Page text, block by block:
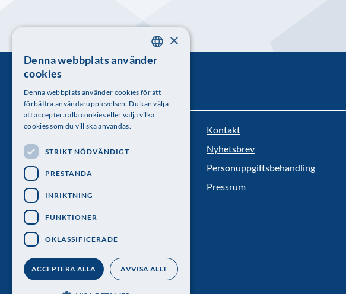
Kungl. Vetenskapsakademien
Besöksadress: Lilla Frescativägen 4A
Telefon: 08-673 95 00
Kontakt
Nyhetsbrev
Personuppgiftsbehandling
Pressrum
SWEDISH
×
Denna webbplats använder
cookies
Denna webbplats använder cookies för att
förbättra användarupplevelsen. Du kan välja
att acceptera alla cookies eller välja vilka
cookies som du vill ska användas.
STRIKT NÖDVÄNDIGT
PRESTANDA
INRIKTNING
FUNKTIONER
OKLASSIFICERADE
ACCEPTERA ALLA AVVISA ALLT